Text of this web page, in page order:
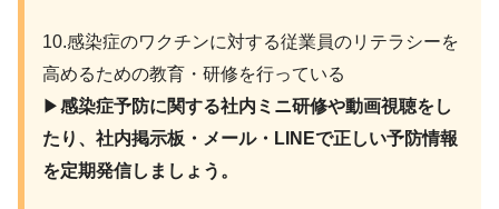
10.感染症のワクチンに対する従業員のリテラシーを
高めるための教育・研修を行っている
▶︎感染症予防に関する社内ミニ研修や動画視聴をし
たり、社内掲示板・メール・LINEで正しい予防情報
を定期発信しましょう。